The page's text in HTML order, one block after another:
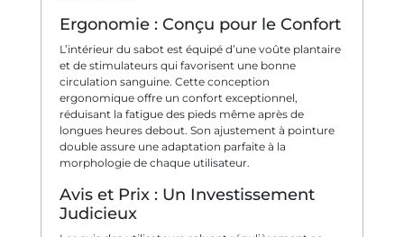
Ergonomie : Conçu pour le Confort
L’intérieur du sabot est équipé d’une voûte plantaire
et de stimulateurs qui favorisent une bonne
circulation sanguine. Cette conception
ergonomique offre un confort exceptionnel,
réduisant la fatigue des pieds même après de
longues heures debout. Son ajustement à pointure
double assure une adaptation parfaite à la
morphologie de chaque utilisateur.
Avis et Prix : Un Investissement
Judicieux